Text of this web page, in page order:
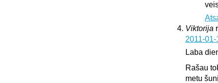
Viktorija
2011-
Laba
Rašau
metu